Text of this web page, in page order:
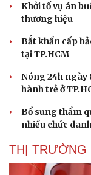
Khởi tố vụ án
thương hiệu
Bắt khẩn cấp
tại TP.HCM
Nóng 24h ngày
hành trẻ ở
Bổ sung thẩm
nhiều chức
THỊ TRƯỜNG